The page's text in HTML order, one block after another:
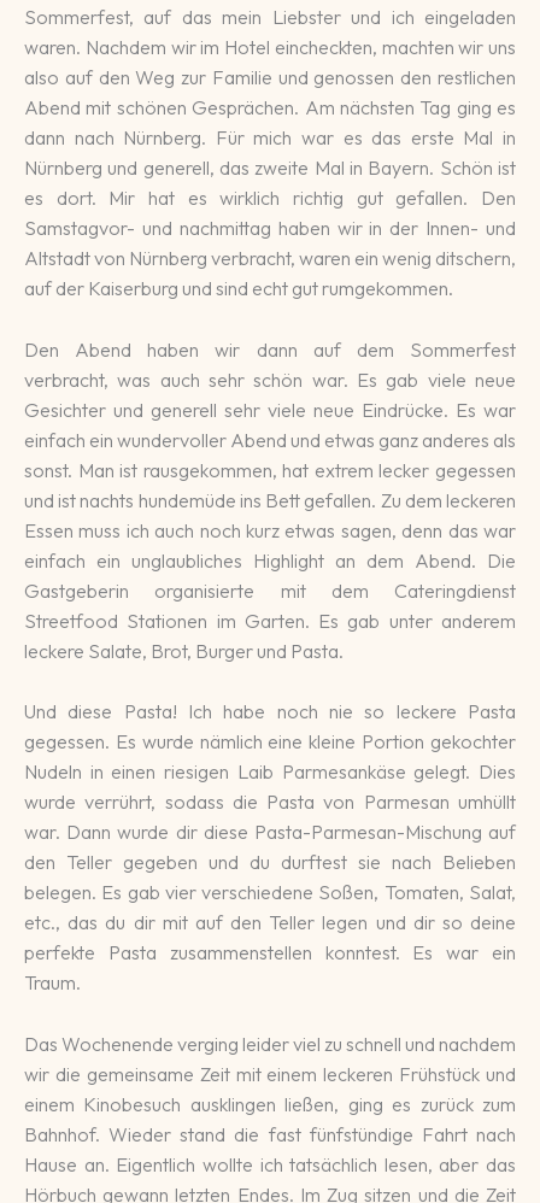
Sommerfest, auf das mein Liebster und ich eingeladen
waren. Nachdem wir im Hotel eincheckten, machten wir uns
also auf den Weg zur Familie und genossen den restlichen
Abend mit schönen Gesprächen. Am nächsten Tag ging es
dann nach Nürnberg. Für mich war es das erste Mal in
Nürnberg und generell, das zweite Mal in Bayern. Schön ist
es dort. Mir hat es wirklich richtig gut gefallen. Den
Samstagvor- und nachmittag haben wir in der Innen- und
Altstadt von Nürnberg verbracht, waren ein wenig ditschern,
auf der Kaiserburg und sind echt gut rumgekommen.
Den Abend haben wir dann auf dem Sommerfest
verbracht, was auch sehr schön war. Es gab viele neue
Gesichter und generell sehr viele neue Eindrücke. Es war
einfach ein wundervoller Abend und etwas ganz anderes als
sonst. Man ist rausgekommen, hat extrem lecker gegessen
und ist nachts hundemüde ins Bett gefallen. Zu dem leckeren
Essen muss ich auch noch kurz etwas sagen, denn das war
einfach ein unglaubliches Highlight an dem Abend. Die
Gastgeberin organisierte mit dem Cateringdienst
Streetfood Stationen im Garten. Es gab unter anderem
leckere Salate, Brot, Burger und Pasta.
Und diese Pasta! Ich habe noch nie so leckere Pasta
gegessen. Es wurde nämlich eine kleine Portion gekochter
Nudeln in einen riesigen Laib Parmesankäse gelegt. Dies
wurde verrührt, sodass die Pasta von Parmesan umhüllt
war. Dann wurde dir diese Pasta-Parmesan-Mischung auf
den Teller gegeben und du durftest sie nach Belieben
belegen. Es gab vier verschiedene Soßen, Tomaten, Salat,
etc., das du dir mit auf den Teller legen und dir so deine
perfekte Pasta zusammenstellen konntest. Es war ein
Traum.
Das Wochenende verging leider viel zu schnell und nachdem
wir die gemeinsame Zeit mit einem leckeren Frühstück und
einem Kinobesuch ausklingen ließen, ging es zurück zum
Bahnhof. Wieder stand die fast fünfstündige Fahrt nach
Hause an. Eigentlich wollte ich tatsächlich lesen, aber das
Hörbuch gewann letzten Endes. Im Zug sitzen und die Zeit